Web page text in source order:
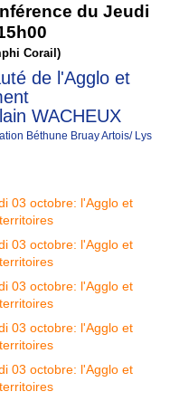
du Jeudi
Corail)
de l'Agglo et
WACHEUX
Béthune Bruay Artois/ Lys